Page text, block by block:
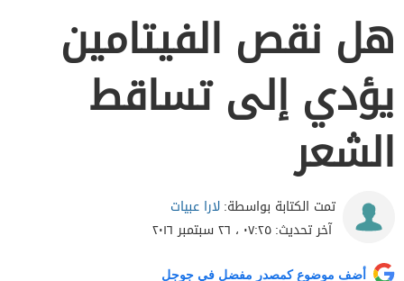
هل نقص الفيتامين
يؤدي إلى تساقط
الشعر
تمت الكتابة بواسطة:لارا عبيات
آخر تحديث:٠٧:٢٥ ، ٢٦ سبتمبر ٢٠١٦
أضف موضوع كمصدر مفضل في جوجل